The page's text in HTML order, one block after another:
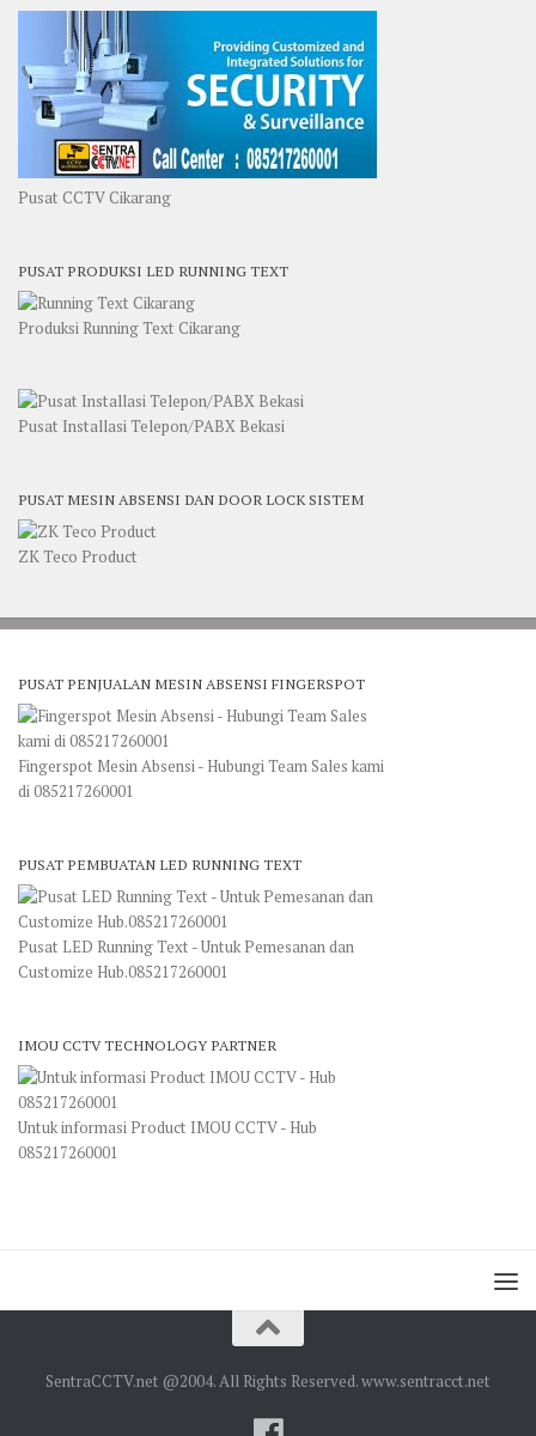
Pusat CCTV Cikarang
PUSAT PRODUKSI LED RUNNING TEXT
Produksi Running Text Cikarang
Pusat Installasi Telepon/PABX Bekasi
PUSAT MESIN ABSENSI DAN DOOR LOCK SISTEM
ZK Teco Product
PUSAT PENJUALAN MESIN ABSENSI FINGERSPOT
Fingerspot Mesin Absensi - Hubungi Team Sales kami
di 085217260001
PUSAT PEMBUATAN LED RUNNING TEXT
Pusat LED Running Text - Untuk Pemesanan dan
Customize Hub.085217260001
IMOU CCTV TECHNOLOGY PARTNER
Untuk informasi Product IMOU CCTV - Hub
085217260001
SentraCCTV.net @2004. All Rights Reserved. www.sentracct.net